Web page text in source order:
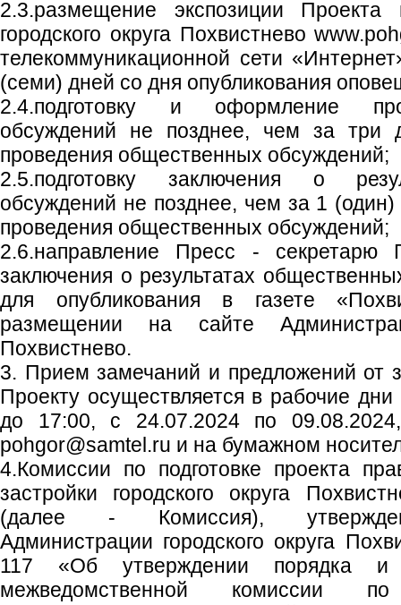
2.3.размещение экспозиции
городского округа Похвистнево
телекоммуникационной сети
(семи) дней со дня опубликования
2.4.подготовку и оформление
обсуждений не позднее, чем за три
проведения общественных обсуждений;
2.5.подготовку заключения о
обсуждений не позднее, чем за 1
проведения общественных обсуждений;
2.6.направление Пресс - секретарю
заключения о результатах
для опубликования в газете
размещении на сайте
Похвистнево.
3. Прием замечаний и предложений от
Проекту осуществляется в рабочие
до 17:00, с 24.07.2024 по
pohgor@samtel.ru и на бумажном
4.Комиссии по подготовке проекта
застройки городского округа
(далее - Комиссия),
Администрации городского округа
117 «Об утверждении порядка и
межведомственной комиссии